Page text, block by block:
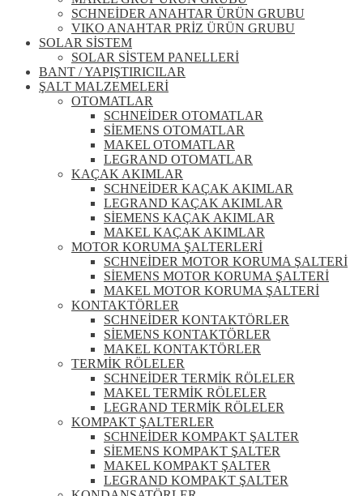
SCHNEİDER ANAHTAR ÜRÜN GRUBU
VIKO ANAHTAR PRİZ ÜRÜN GRUBU
SOLAR SİSTEM
SOLAR SİSTEM PANELLERİ
BANT / YAPIŞTIRICILAR
ŞALT MALZEMELERİ
OTOMATLAR
SCHNEİDER OTOMATLAR
SİEMENS OTOMATLAR
MAKEL OTOMATLAR
LEGRAND OTOMATLAR
KAÇAK AKIMLAR
SCHNEİDER KAÇAK AKIMLAR
LEGRAND KAÇAK AKIMLAR
SİEMENS KAÇAK AKIMLAR
MAKEL KAÇAK AKIMLAR
MOTOR KORUMA ŞALTERLERİ
SCHNEİDER MOTOR KORUMA ŞALTERİ
SİEMENS MOTOR KORUMA ŞALTERİ
MAKEL MOTOR KORUMA ŞALTERİ
KONTAKTÖRLER
SCHNEİDER KONTAKTÖRLER
SİEMENS KONTAKTÖRLER
MAKEL KONTAKTÖRLER
TERMİK RÖLELER
SCHNEİDER TERMİK RÖLELER
MAKEL TERMİK RÖLELER
LEGRAND TERMİK RÖLELER
KOMPAKT ŞALTERLER
SCHNEİDER KOMPAKT ŞALTER
SİEMENS KOMPAKT ŞALTER
MAKEL KOMPAKT ŞALTER
LEGRAND KOMPAKT ŞALTER